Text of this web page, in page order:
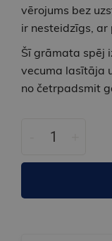
vērojums bez
ir nesteidzīgs, ar
Šī grāmata spēj
vecuma lasītāja
no četrpadsmit